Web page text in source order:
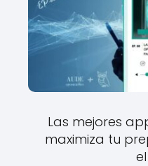
Las mejores
maximiza tu